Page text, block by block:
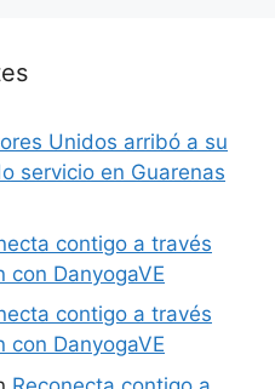
Unidos arribó a su
servicio en Guarenas
contigo a través
DanyogaVE
contigo a través
DanyogaVE